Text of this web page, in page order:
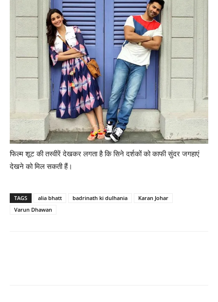
फिल्‍म शूट की तस्‍वीरें देखकर लगता है कि सिने दर्शकों को काफी सुंदर जगहाएं
देखने को मिल सकती हैं।
TAGS alia bhatt badrinath ki dulhania
Karan Johar
Varun Dhawan